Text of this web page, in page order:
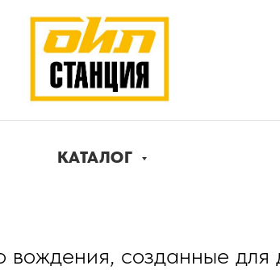
КАТАЛОГ
созданные для